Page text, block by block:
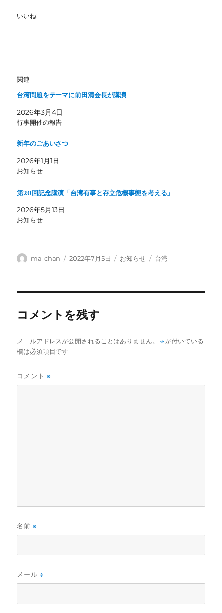
いいね:
関連
台湾問題をテーマに前田清会長が講演
2026年3月4日
行事開催の報告
新年のごあいさつ
2026年1月1日
お知らせ
第20回記念講演「台湾有事と存立危機事態を考える」
2026年5月13日
お知らせ
投
ma-chan
投
2022年7月5日
カ
お知らせ
タ
台湾
コメントを残す
メールアドレスが公開されることはありません。 ※ が付いている
欄は必須項目です
コメント※
名前※
メール※